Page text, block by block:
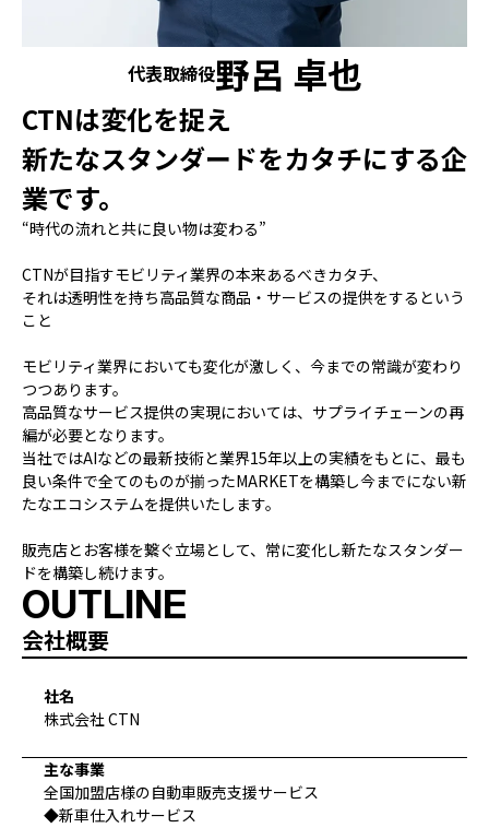
CTNは変化を捉え
新たなスタンダードをカタチにする企
業です。
“時代の流れと共に良い物は変わる”
CTNが目指すモビリティ業界の本来あるべきカタチ、
それは透明性を持ち高品質な商品・サービスの提供をするという
こと
モビリティ業界においても変化が激しく、今までの常識が変わり
つつあります。
高品質なサービス提供の実現においては、サプライチェーンの再
編が必要となります。
当社ではAIなどの最新技術と業界15年以上の実績をもとに、最も
良い条件で全てのものが揃ったMARKETを構築し今までにない新
たなエコシステムを提供いたします。
販売店とお客様を繋ぐ立場として、常に変化し新たなスタンダー
ドを構築し続けます。
代表取締役野呂 卓也
OUTLINE
会社概要
社名
株式会社 CTN
主な事業
全国加盟店様の自動車販売支援サービス
◆新車仕入れサービス